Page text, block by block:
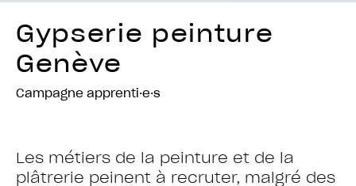
Gypserie peinture
Genève
Campagne apprenti·e·s
Les métiers de la peinture et de la
plâtrerie peinent à recruter, malgré des